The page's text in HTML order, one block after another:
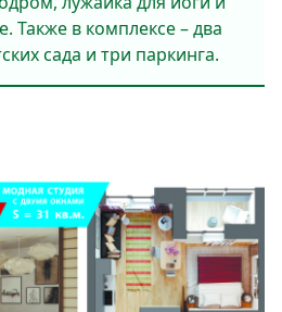
Также в комплексе – два
сада и три паркинга.